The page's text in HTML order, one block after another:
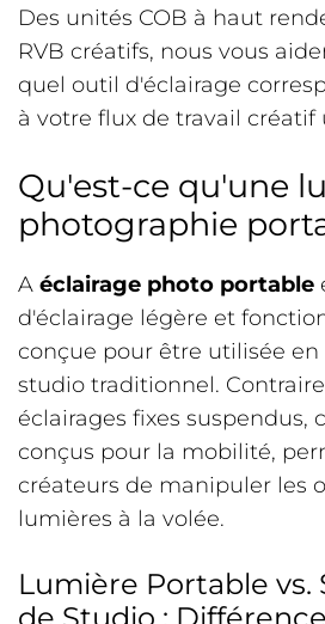
Des unités COB à haut
RVB créatifs, nous vous
quel outil d'éclairage
à votre flux de travail créatif
Qu'est-ce qu'une
photographie
A éclairage photo portable
d'éclairage légère et
conçue pour être utilisée en
studio traditionnel.
éclairages fixes suspendus,
conçus pour la mobilité,
créateurs de manipuler les
lumières à la volée.
Lumière Portable vs.